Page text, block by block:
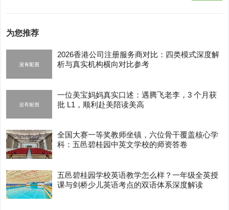
为您推荐
2026香港公司注册服务商对比：四类模式深度解
析与真实机构横向对比参考
一位美宝妈妈真实口述：遇腾飞老李，3 个月获
批 L1，顺利赴美陪读美高
全国大赛一等奖教师坐镇，六位骨干覆盖核心学
科：五邑碧桂园中英文学校的师资答卷
五邑碧桂园学校英语教学怎么样？一年级全英授
课与剑桥少儿英语考点的双语体系深度解读